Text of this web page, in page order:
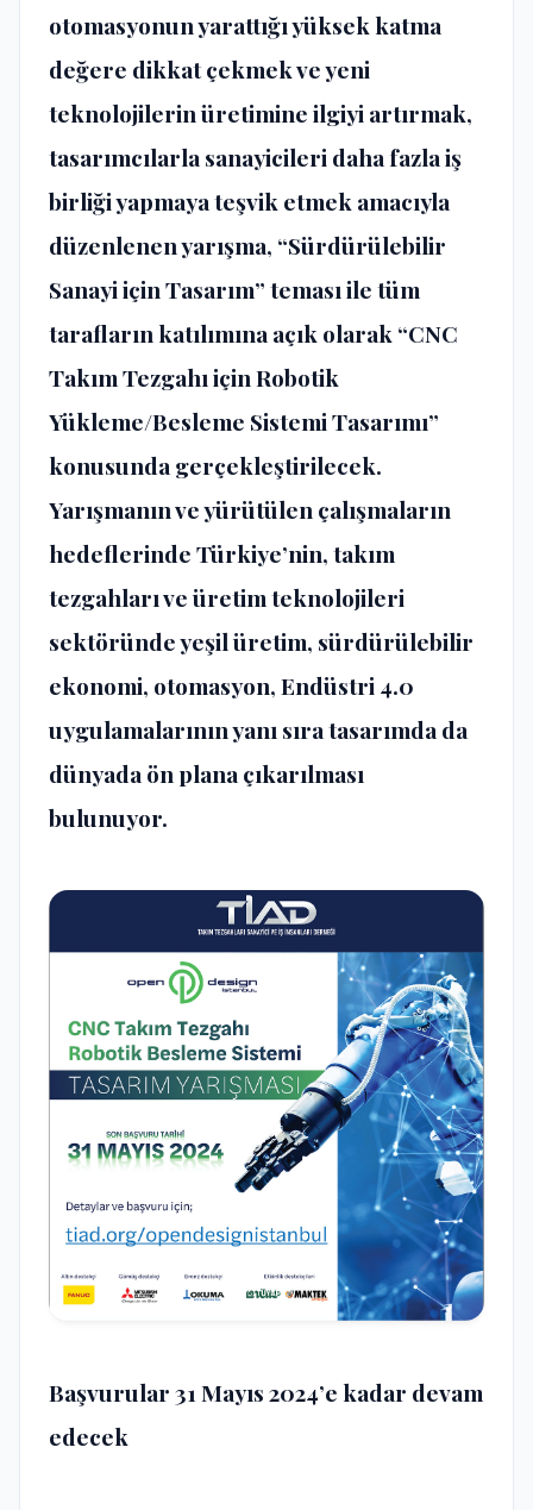
otomasyonun yarattığı yüksek katma
değere dikkat çekmek ve yeni
teknolojilerin üretimine ilgiyi artırmak,
tasarımcılarla sanayicileri daha fazla iş
birliği yapmaya teşvik etmek amacıyla
düzenlenen yarışma, “Sürdürülebilir
Sanayi için Tasarım” teması ile tüm
tarafların katılımına açık olarak “CNC
Takım Tezgahı için Robotik
Yükleme/Besleme Sistemi Tasarımı”
konusunda gerçekleştirilecek.
Yarışmanın ve yürütülen çalışmaların
hedeflerinde Türkiye’nin, takım
tezgahları ve üretim teknolojileri
sektöründe yeşil üretim, sürdürülebilir
ekonomi, otomasyon, Endüstri 4.0
uygulamalarının yanı sıra tasarımda da
dünyada ön plana çıkarılması
bulunuyor.
Başvurular 31 Mayıs 2024’e kadar devam
edecek